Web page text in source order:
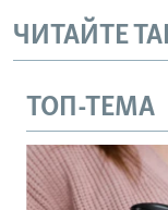
ЧИТАЙТЕ
ТОП-ТЕМА